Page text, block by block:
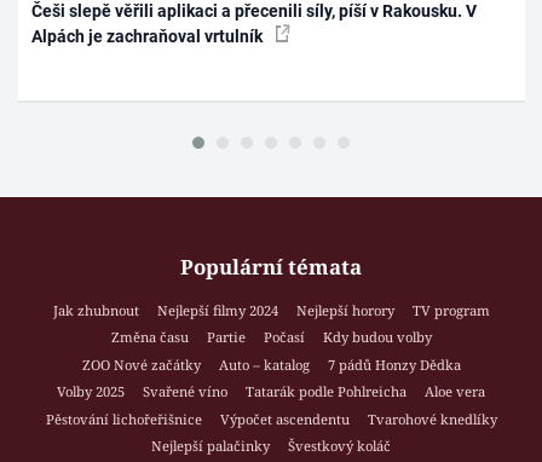
Češi slepě věřili aplikaci a přecenili síly, píší v Rakousku. V
Alpách je zachraňoval vrtulník
Populární témata
Jak zhubnout Nejlepší filmy 2024 Nejlepší horory
TV program
Změna času
Partie Počasí
Kdy budou volby
ZOO Nové začátky
Auto – katalog
7 pádů Honzy Dědka
Volby 2025
Svařené víno Tatarák podle Pohlreicha
Aloe vera
Pěstování lichořeřišnice
Výpočet ascendentu
Tvarohové knedlíky
Nejlepší palačinky
Švestkový koláč